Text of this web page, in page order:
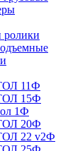
ролики
11Ф
15Ф
1Ф
20Ф
22 v2Ф